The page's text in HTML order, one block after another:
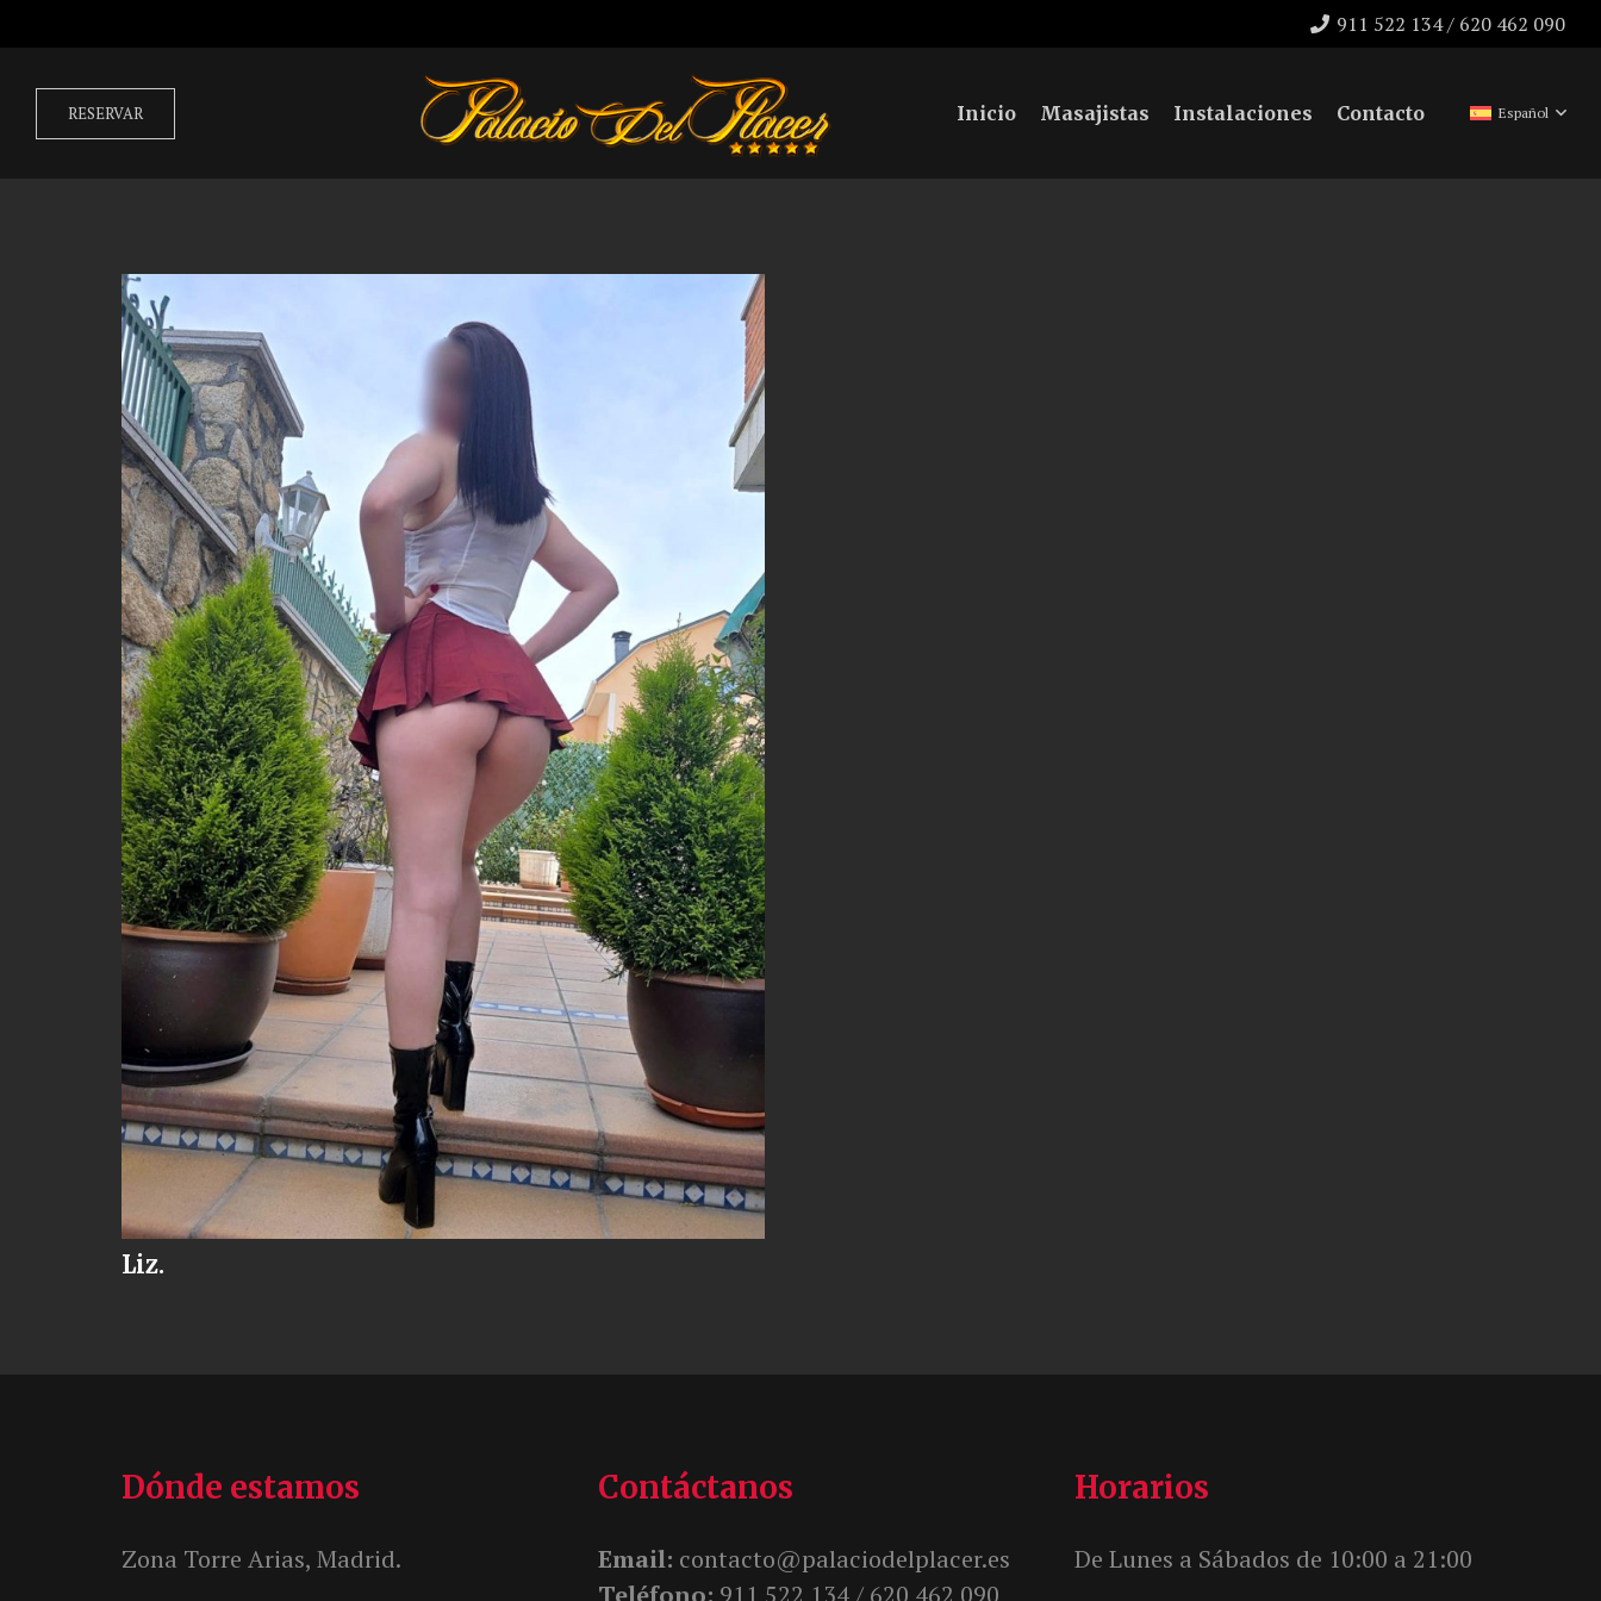
911 522 134 / 620 462 090
RESERVAR Inicio Masajistas Instalaciones Contacto Español
Liz.
Dónde estamos
Zona Torre Arias, Madrid.
Contáctanos
Email: contacto@palaciodelplacer.es
Teléfono: 911 522 134 / 620 462 090
Horarios
De Lunes a Sábados de 10:00 a 21:00